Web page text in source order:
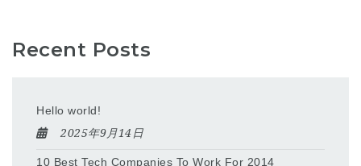
Recent Posts
Hello world!
2025年9月14日
10 Best Tech Companies To Work For 2014